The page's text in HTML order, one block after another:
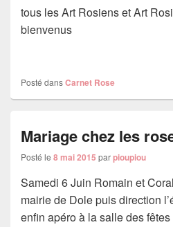
tous les Art Rosiens et Art
bienvenus
Posté dansCarnet Rose
Mariage chez les
Posté le 8 mai 2015 parpioupiou
Samedi 6 Juin Romain et
mairie de Dole puis direction
enfin apéro à la salle des